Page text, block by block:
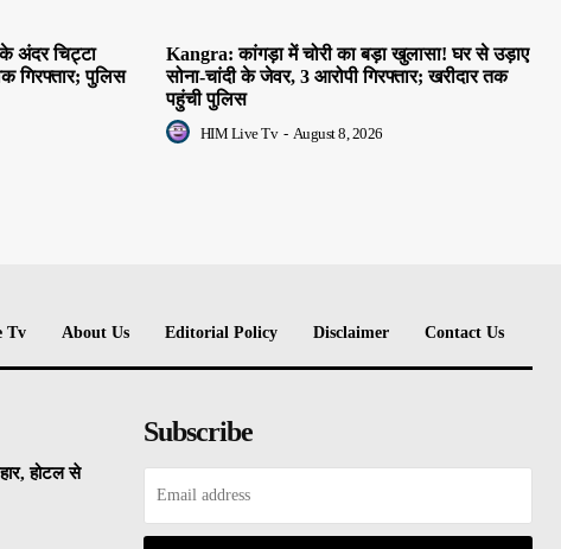
अंदर चिट्टा
गिरफ्तार; पुलिस
Kangra: कांगड़ा में चोरी का बड़ा खुलासा! घर से उड़ाए
सोना-चांदी के जेवर, 3 आरोपी गिरफ्तार; खरीदार तक
पहुंची पुलिस
HIM Live Tv - August 8, 2026
Tv About Us Editorial Policy Disclaimer Contact Us
होटल से
Subscribe